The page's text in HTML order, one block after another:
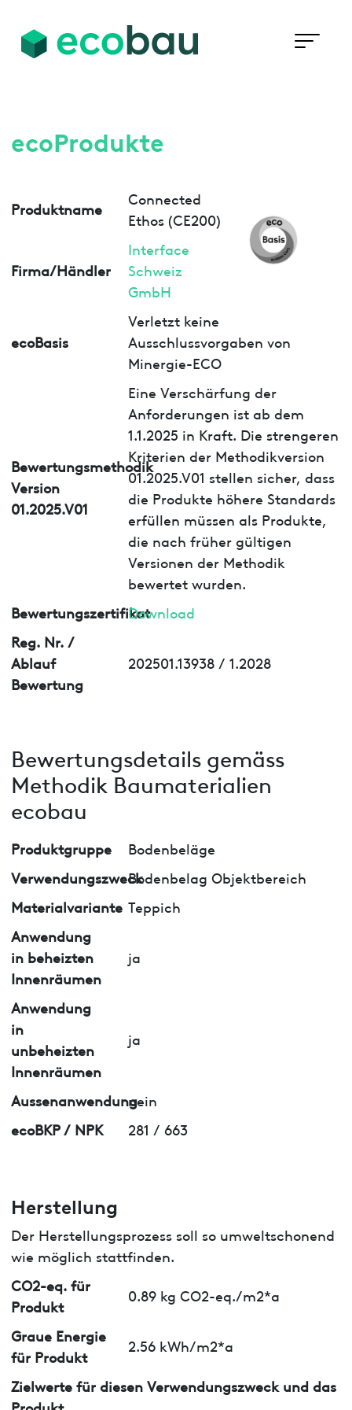
ecoProdukte
Produktname
Connected
Ethos (CE200)
Firma/Händler
Interface
Schweiz
GmbH
ecoBasis
Verletzt keine
Ausschlussvorgaben von
Minergie-ECO
Bewertungsmethodik
Version
01.2025.V01
Eine Verschärfung der
Anforderungen ist ab dem
1.1.2025 in Kraft. Die strengeren
Kriterien der Methodikversion
01.2025.V01 stellen sicher, dass
die Produkte höhere Standards
erfüllen müssen als Produkte,
die nach früher gültigen
Versionen der Methodik
bewertet wurden.
BewertungszertifikatDownload
Reg. Nr. /
Ablauf
Bewertung
202501.13938 / 1.2028
Bewertungsdetails gemäss
Methodik Baumaterialien
ecobau
Produktgruppe
Bodenbeläge
VerwendungszweckBodenbelag Objektbereich
Materialvariante Teppich
Anwendung
in beheizten
Innenräumen
ja
Anwendung
in
unbeheizten
Innenräumen
ja
Aussenanwendungnein
ecoBKP / NPK
281 / 663
Herstellung
Der Herstellungsprozess soll so umweltschonend
wie möglich stattfinden.
CO2-eq. für
Produkt
0.89 kg CO2-eq./m2*a
Graue Energie
für Produkt
2.56 kWh/m2*a
Zielwerte für diesen Verwendungszweck und das